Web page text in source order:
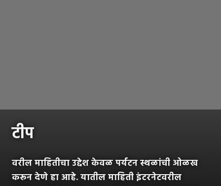
टीप
वरील माहितीचा उद्देश केवळ पर्यटन स्थळांची ओळख
करून देणे हा आहे. यातील माहिती इंटरनेटवरील